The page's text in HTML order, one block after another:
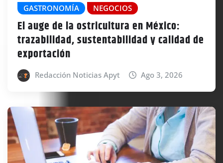
GASTRONOMÍA NEGOCIOS
El auge de la ostricultura en México:
trazabilidad, sustentabilidad y calidad de
exportación
Redacción Noticias Apyt Ago 3, 2026